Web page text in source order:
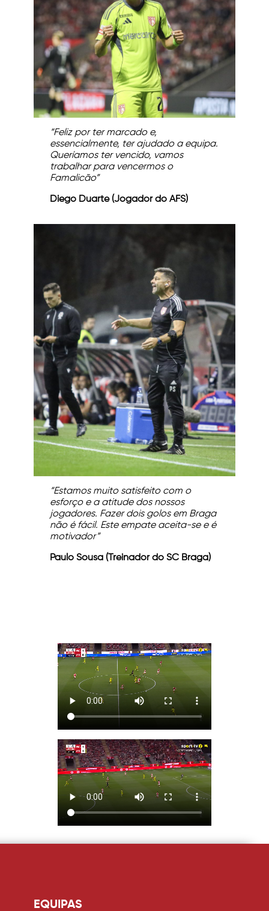
“Feliz por ter marcado e,
essencialmente, ter ajudado a equipa.
Queríamos ter vencido, vamos
trabalhar para vencermos o
Famalicão”
Diego Duarte (Jogador do AFS)
“Estamos muito satisfeito com o
esforço e a atitude dos nossos
jogadores. Fazer dois golos em Braga
não é fácil. Este empate aceita-se e é
motivador”
Paulo Sousa (Treinador do SC Braga)
EQUIPAS